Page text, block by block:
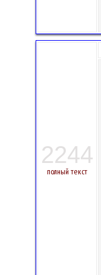
2244
полный текст